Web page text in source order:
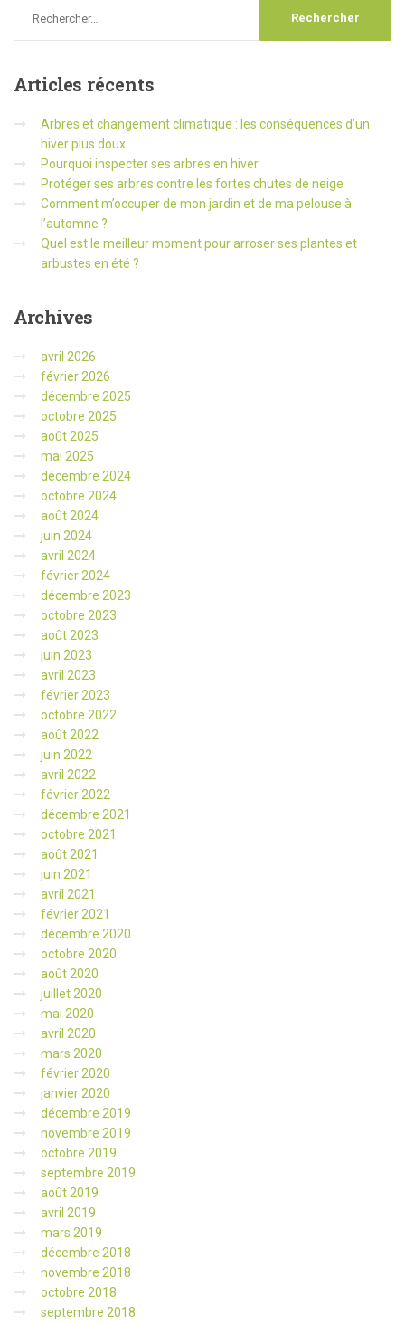
Articles récents
Arbres et changement climatique : les conséquences d’un
hiver plus doux
Pourquoi inspecter ses arbres en hiver
Protéger ses arbres contre les fortes chutes de neige
Comment m’occuper de mon jardin et de ma pelouse à
l’automne ?
Quel est le meilleur moment pour arroser ses plantes et
arbustes en été ?
Archives
avril 2026
février 2026
décembre 2025
octobre 2025
août 2025
mai 2025
décembre 2024
octobre 2024
août 2024
juin 2024
avril 2024
février 2024
décembre 2023
octobre 2023
août 2023
juin 2023
avril 2023
février 2023
octobre 2022
août 2022
juin 2022
avril 2022
février 2022
décembre 2021
octobre 2021
août 2021
juin 2021
avril 2021
février 2021
décembre 2020
octobre 2020
août 2020
juillet 2020
mai 2020
avril 2020
mars 2020
février 2020
janvier 2020
décembre 2019
novembre 2019
octobre 2019
septembre 2019
août 2019
avril 2019
mars 2019
décembre 2018
novembre 2018
octobre 2018
septembre 2018